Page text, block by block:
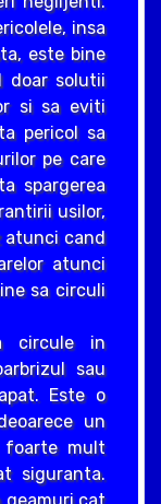
insa
este bine
doar solutii
si sa eviti
pericol sa
pe care
spargerea
usilor,
atunci cand
atunci
sa circuli
circule in
sau
Este o
un
foarte mult
siguranta.